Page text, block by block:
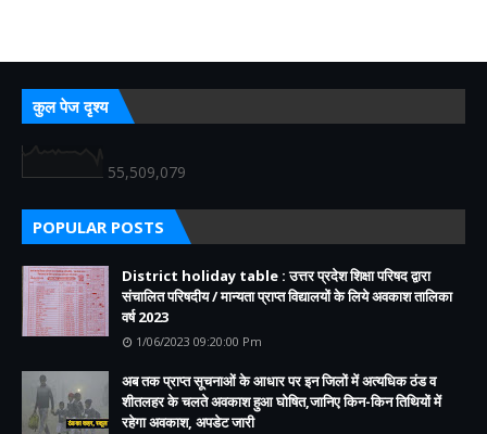
कुल पेज दृश्य
55,509,079
POPULAR POSTS
District holiday table : उत्तर प्रदेश शिक्षा परिषद द्वारा
संचालित परिषदीय / मान्यता प्राप्त विद्यालयों के लिये अवकाश तालिका
वर्ष 2023
1/06/2023 09:20:00 Pm
अब तक प्राप्त सूचनाओं के आधार पर इन जिलों में अत्यधिक ठंड व
शीतलहर के चलते अवकाश हुआ घोषित,जानिए किन-किन तिथियों में
रहेगा अवकाश, अपडेट जारी